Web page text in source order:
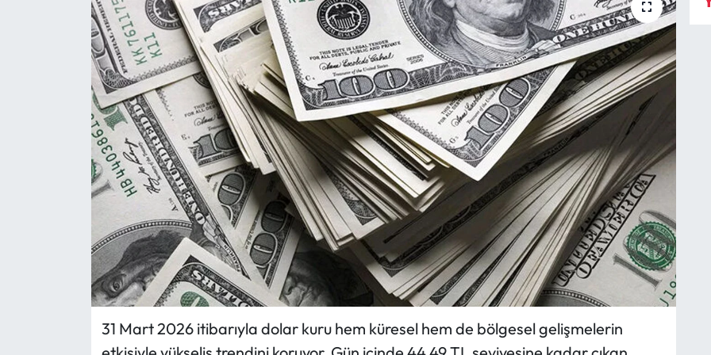
31 Mart 2026 itibarıyla dolar kuru hem küresel hem de bölgesel gelişmelerin
Ekonomi
İskilip Haberleri
Kargı Haberleri
Kültür Sanat
Laçin Haberleri